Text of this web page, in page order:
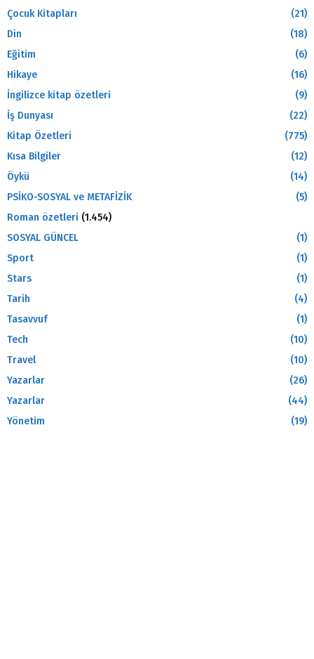
Çocuk Kitapları
(21)
Din
(18)
Eğitim
(6)
Hikaye
(16)
İngilizce kitap özetleri
(9)
İş Dunyası
(22)
Kitap Özetleri
(775)
Kısa Bilgiler
(12)
Öykü
(14)
PSİKO-SOSYAL ve METAFİZİK
(5)
Roman özetleri (1.454)
SOSYAL GÜNCEL
(1)
Sport
(1)
Stars
(1)
Tarih
(4)
Tasavvuf
(1)
Tech
(10)
Travel
(10)
Yazarlar
(26)
Yazarlar
(44)
Yönetim
(19)